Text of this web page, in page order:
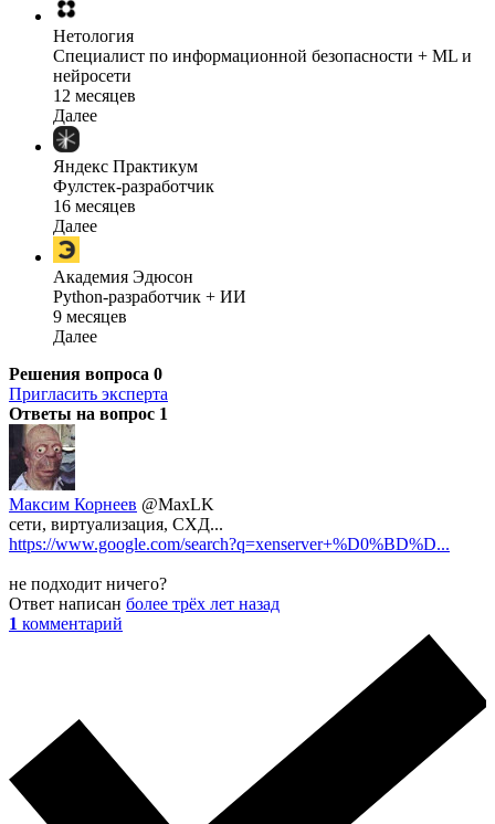
Нетология
Специалист по информационной безопасности + ML и
нейросети
12 месяцев
Далее
Яндекс Практикум
Фулстек-разработчик
16 месяцев
Далее
Академия Эдюсон
Python-разработчик + ИИ
9 месяцев
Далее
Решения вопроса 0
Пригласить эксперта
Ответы на вопрос 1
Максим Корнеев @MaxLK
сети, виртуализация, СХД...
https://www.google.com/search?q=xenserver+%D0%BD%D...
не подходит ничего?
Ответ написан более трёх лет назад
1 комментарий